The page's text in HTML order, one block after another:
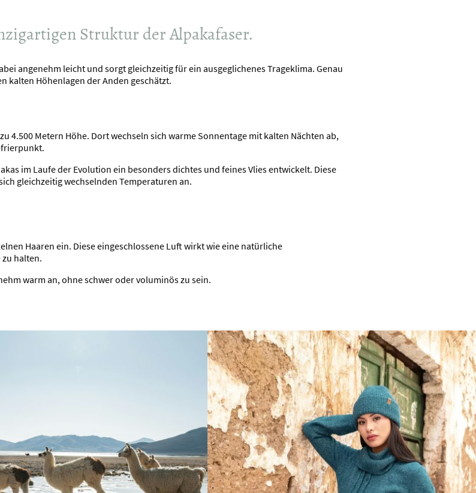
Struktur der Alpakafaser.
angenehm leicht und sorgt gleichzeitig für ein ausgeglichenes Trageklima. Genau
kalten Höhenlagen der Anden geschätzt.
4.500 Metern Höhe. Dort wechseln sich warme Sonnentage mit kalten Nächten ab,
im Laufe der Evolution ein besonders dichtes und feines Vlies entwickelt. Diese
gleichzeitig wechselnden Temperaturen an.
Haaren ein. Diese eingeschlossene Luft wirkt wie eine natürliche
halten.
warm an, ohne schwer oder voluminös zu sein.